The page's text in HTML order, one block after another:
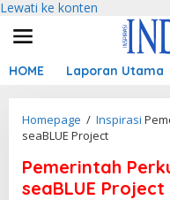
Lewati ke konten
HOME Laporan Utama
Homepage / Inspirasi
seaBLUE Project
Pemerintah
seaBLUE Project